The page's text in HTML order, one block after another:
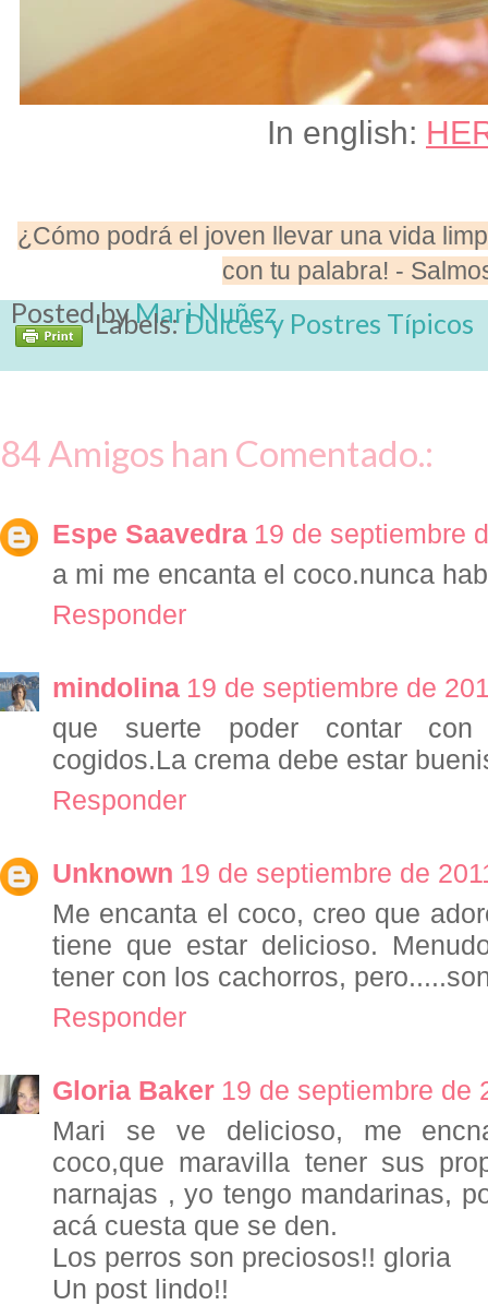
In english:
¿Cómo podrá el joven llevar una vida
con tu palabra! -
Posted byMari Nuñez
Labels:Dulces y Postres Típicos
84 Amigos han Comentado.:
Espe Saavedra 19 de septiembre
a mi me encanta el coco.nunca
Responder
mindolina 19 de septiembre de
que suerte poder contar
cogidos.La crema debe estar
Responder
Unknown 19 de septiembre de
Me encanta el coco, creo que
tiene que estar delicioso.
tener con los cachorros,
Responder
Gloria Baker 19 de septiembre de
Mari se ve delicioso, me
coco,que maravilla tener sus
narnajas , yo tengo mandarinas,
acá cuesta que se den.
Los perros son preciosos!! gloria
Un post lindo!!